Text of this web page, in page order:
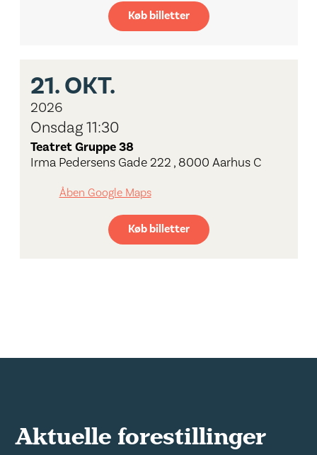
Køb billetter
21.OKT.
2026
Onsdag 11:30
Teatret Gruppe 38
Irma Pedersens Gade 222 , 8000 Aarhus C
Åben Google Maps
Køb billetter
Aktuelle forestillinger